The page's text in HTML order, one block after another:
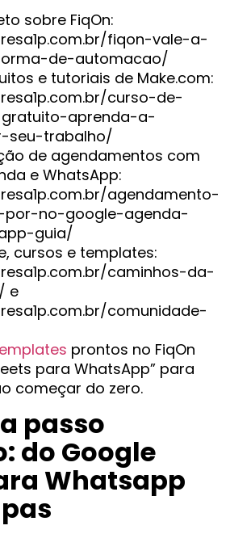
sobre FiqOn:
fiqon-vale-a-
de-automacao/
e tutoriais de Make.com:
curso-de-
aprenda-a-
seu-trabalho/
de agendamentos com
e WhatsApp:
agendamento-
por-no-google-agenda-
guia/
cursos e templates:
caminhos-da-
e
comunidade-
prontos no FiqOn
para WhatsApp” para
começar do zero.
passo
do Google
Whatsapp